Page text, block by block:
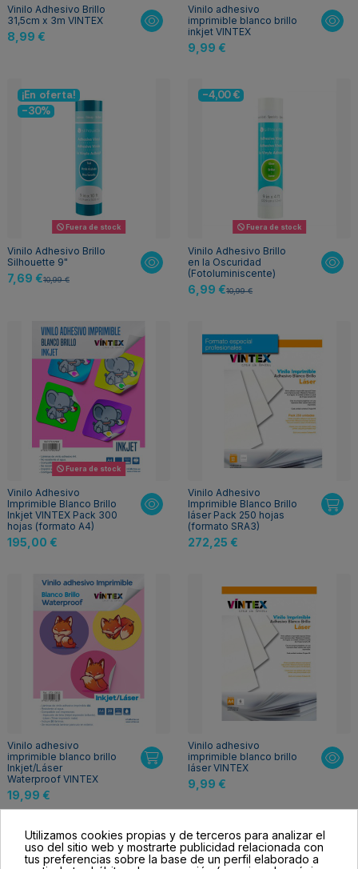
Vinilo Adhesivo Brillo
31,5cm x 3m VINTEX
8,99 €
Vinilo adhesivo
imprimible blanco brillo
inkjet VINTEX
9,99 €
¡En oferta!
-30%
Fuera de stock
Vinilo Adhesivo Brillo
Silhouette 9"
7,69 €10,99 €
-4,00 €
Fuera de stock
Vinilo Adhesivo Brillo
en la Oscuridad
(Fotoluminiscente)
6,99 €10,99 €
Fuera de stock
Vinilo Adhesivo
Imprimible Blanco Brillo
Inkjet VINTEX Pack 300
hojas (formato A4)
195,00 €
Vinilo Adhesivo
Imprimible Blanco Brillo
láser Pack 250 hojas
(formato SRA3)
272,25 €
Vinilo adhesivo
imprimible blanco brillo
Inkjet/Láser
Waterproof VINTEX
19,99 €
Vinilo adhesivo
imprimible blanco brillo
láser VINTEX
9,99 €
Utilizamos cookies propias y de terceros para analizar el
uso del sitio web y mostrarte publicidad relacionada con
tus preferencias sobre la base de un perfil elaborado a